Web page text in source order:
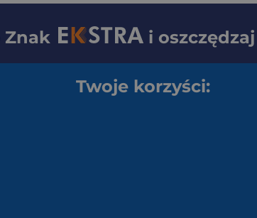
Znak i
Twoje korzyści: